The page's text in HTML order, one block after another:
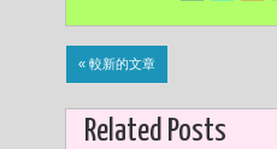
« 較新的文章
Related Posts